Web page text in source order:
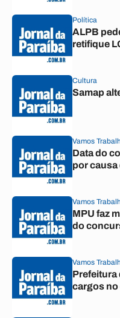
Política
ALPB
retifique
Cultura
Samap
Vamos
Data do
por causa
Vamos
MPU faz
do
Vamos
Prefeitura
cargos no